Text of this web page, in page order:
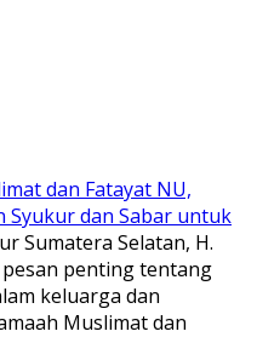
dan Fatayat NU,
Syukur dan Sabar untuk
Sumatera Selatan, H.
penting tentang
keluarga dan
Muslimat dan